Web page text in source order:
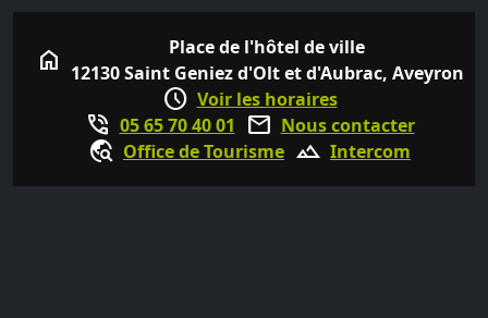
home
Place de l'hôtel de ville
12130 Saint Geniez d'Olt et d'Aubrac, Aveyron
schedule Voir les horaires
phone_in_talk 05 65 70 40 01 mail Nous contacter
travel_explore Office de Tourisme terrain Intercom